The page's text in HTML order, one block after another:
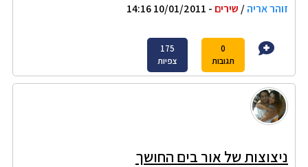
זוהר אריה/ שירים - 10/01/2011 14:16
0
תגובות
175
צפיות
ניצוצות של אור בים החושך